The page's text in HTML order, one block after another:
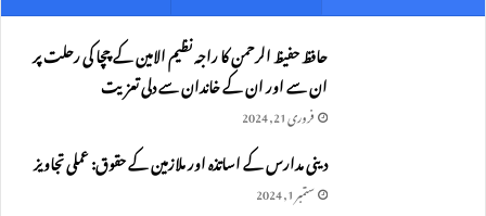
حافظ حفیظ الرحمن کا راجہ نظیم الامین کے چچا کی رحلت پر
ان سے اور ان کے خاندان سے دلی تعزیت
فروری 21, 2024
دینی مدارس کے اساتذہ اور ملازمین کے حقوق: عملی تجاویز
ستمبر 1, 2024